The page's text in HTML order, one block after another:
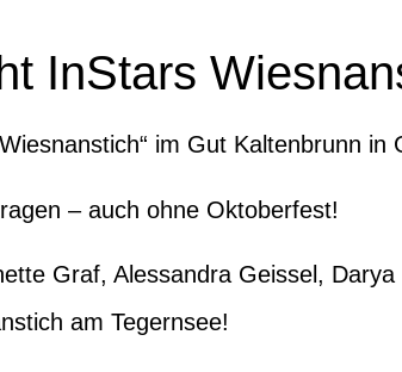
InStars
im Gut Kaltenbrunn
– auch ohne Oktoberfest!
Graf, Alessandra Geissel,
am Tegernsee!